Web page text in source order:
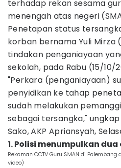
terhadap rekan sesama
menengah atas negeri
Penetapan status
korban bernama Yuli
tindakan penganiayaan
sekolah, pada Rabu (15/10/
"Perkara (penganiayaan)
penyidikan ke tahap
sudah melakukan
sebagai tersangka,"
Sako, AKP Apriansyah,
1. Polisi menumpulkan
Rekaman CCTV Guru SMAN di
video)